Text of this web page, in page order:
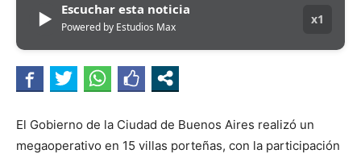
▶ Escuchar esta noticia
Powered by Estudios Max
x1
El Gobierno de la Ciudad de Buenos Aires realizó un
megaoperativo en 15 villas porteñas, con la participación